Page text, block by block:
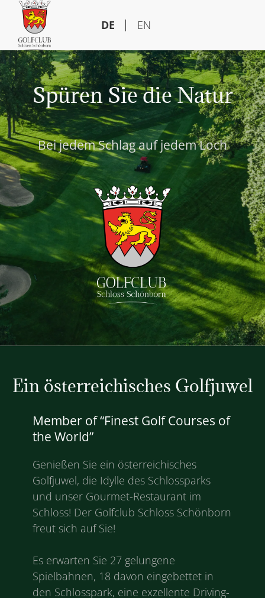
DE EN
Spüren Sie die Natur
Bei jedem Schlag auf jedem Loch
Ein österreichisches Golfjuwel
Member of “Finest Golf Courses of
the World”
Genießen Sie ein österreichisches
Golfjuwel, die Idylle des Schlossparks
und unser Gourmet-Restaurant im
Schloss! Der Golfclub Schloss Schönborn
freut sich auf Sie!
Es erwarten Sie 27 gelungene
Spielbahnen, 18 davon eingebettet in
den Schlosspark, eine exzellente Driving-